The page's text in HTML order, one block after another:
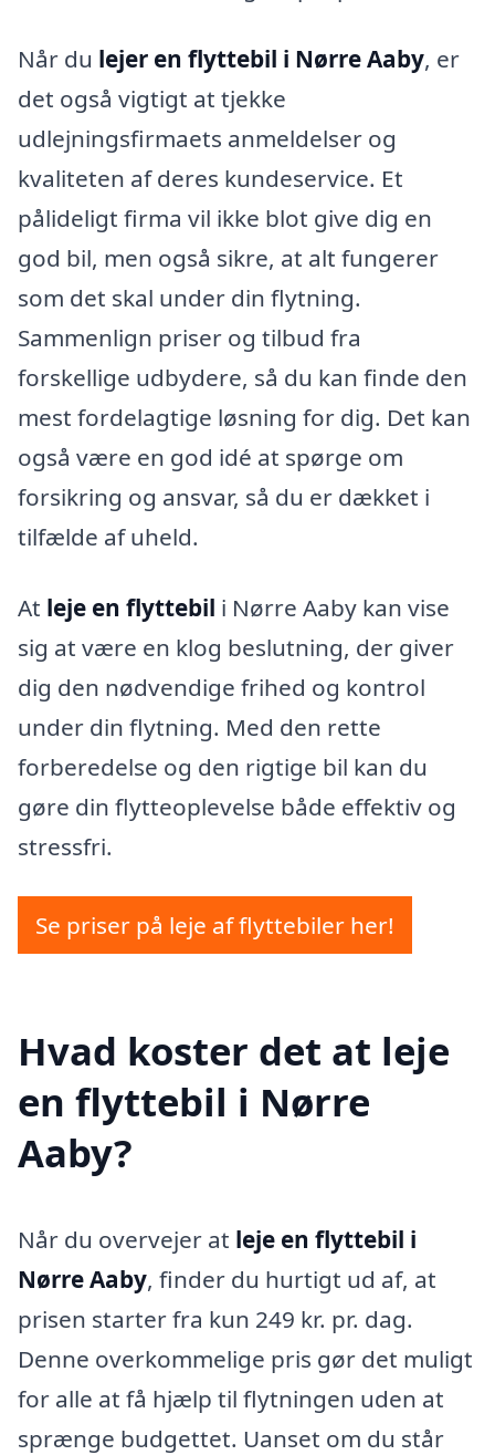
Når du lejer en flyttebil i Nørre Aaby, er
det også vigtigt at tjekke
udlejningsfirmaets anmeldelser og
kvaliteten af deres kundeservice. Et
pålideligt firma vil ikke blot give dig en
god bil, men også sikre, at alt fungerer
som det skal under din flytning.
Sammenlign priser og tilbud fra
forskellige udbydere, så du kan finde den
mest fordelagtige løsning for dig. Det kan
også være en god idé at spørge om
forsikring og ansvar, så du er dækket i
tilfælde af uheld.
At leje en flyttebil i Nørre Aaby kan vise
sig at være en klog beslutning, der giver
dig den nødvendige frihed og kontrol
under din flytning. Med den rette
forberedelse og den rigtige bil kan du
gøre din flytteoplevelse både effektiv og
stressfri.
Se priser på leje af flyttebiler her!
Hvad koster det at leje
en flyttebil i Nørre
Aaby?
Når du overvejer at leje en flyttebil i
Nørre Aaby, finder du hurtigt ud af, at
prisen starter fra kun 249 kr. pr. dag.
Denne overkommelige pris gør det muligt
for alle at få hjælp til flytningen uden at
sprænge budgettet. Uanset om du står